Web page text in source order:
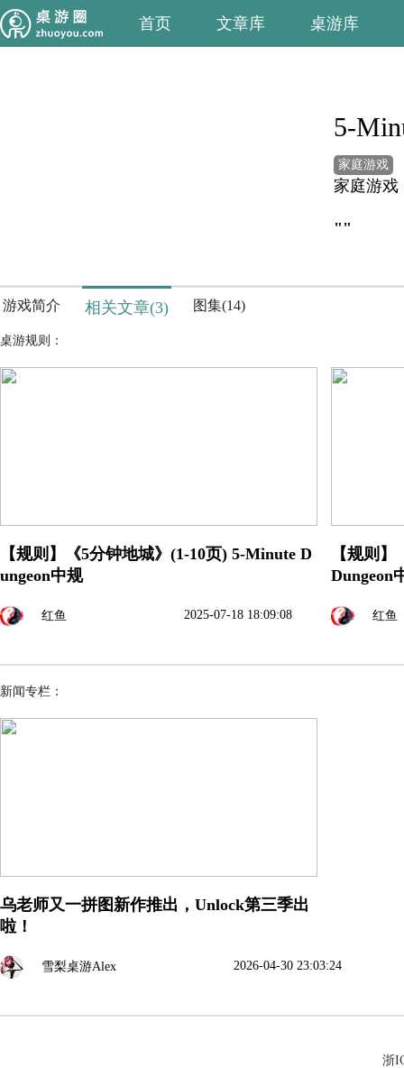
首页 文章库 桌游库
5-
家庭游戏
家庭游戏
""
游戏简介 相关文章(3) 图集(14)
桌游规则：
【规则】《5分钟地城》(1-10页) 5-Minute D
ungeon中规
红鱼 2025-07-18 18:09:08
【规则
Dungeon
红鱼
新闻专栏：
乌老师又一拼图新作推出，Unlock第三季出
啦！
雪梨桌游Alex 2026-04-30 23:03:24
浙